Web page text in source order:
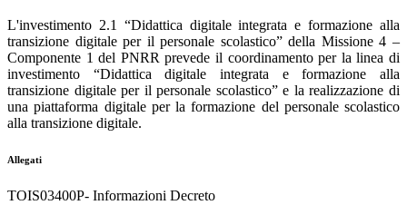
L'investimento 2.1 “Didattica digitale integrata e formazione alla
transizione digitale per il personale scolastico”della Missione 4 –
Componente 1 del PNRR prevede il coordinamento per la linea di
investimento “Didattica digitale integrata e formazione alla
transizione digitale per il personale scolastico” e la realizzazione di
una piattaforma digitale per la formazione del personale scolastico
alla transizione digitale.
Allegati
TOIS03400P- Informazioni Decreto